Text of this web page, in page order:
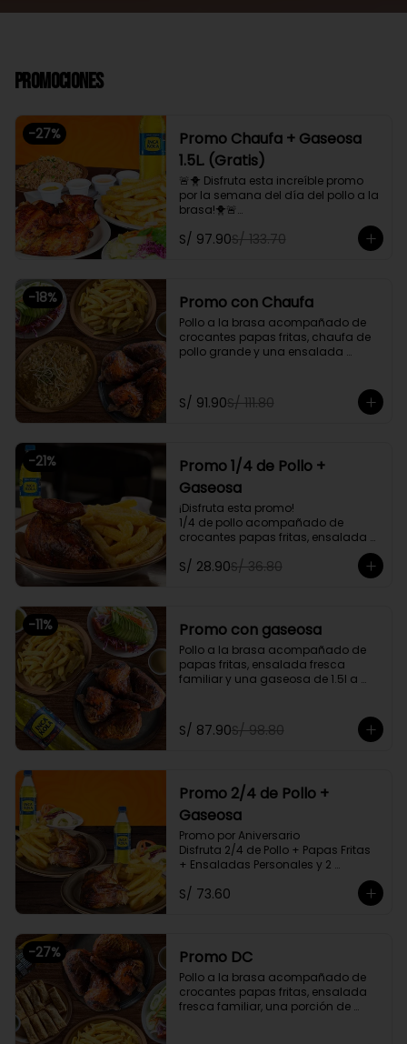
Promociones
-27%
Promo Chaufa + Gaseosa
1.5L. (Gratis)
🚨🐥 Disfruta esta increíble promo
por la semana del día del pollo a la
brasa!🐥🚨
Pollo a la brasa, acompañado de
papas fritas, ensalada familiar y un
Promoción exclusiva para llevar o
delivery
S/ 97.90S/ 133.70
-18% Promo con Chaufa
Pollo a la brasa acompañado de
crocantes papas fritas, chaufa de
pollo grande y una ensalada
Promoción exclusiva para llevar o
delivery
S/ 91.90S/ 111.80
-21%
Promo 1/4 de Pollo +
Gaseosa
¡Disfruta esta promo!
1/4 de pollo acompañado de
crocantes papas fritas, ensalada
personal y gratis una gaseosa de
500ml.
S/ 28.90S/ 36.80
-11% Promo con gaseosa
Pollo a la brasa acompañado de
papas fritas, ensalada fresca
familiar y una gaseosa de 1.5l a
Promoción exclusiva para llevar o
delivery
S/ 87.90S/ 98.80
Promo 2/4 de Pollo +
Gaseosa
Promo por Aniversario
Disfruta 2/4 de Pollo + Papas Fritas
+ Ensaladas Personales y 2
S/ 73.60
-27% Promo DC
Pollo a la brasa acompañado de
crocantes papas fritas, ensalada
fresca familiar, una porción de